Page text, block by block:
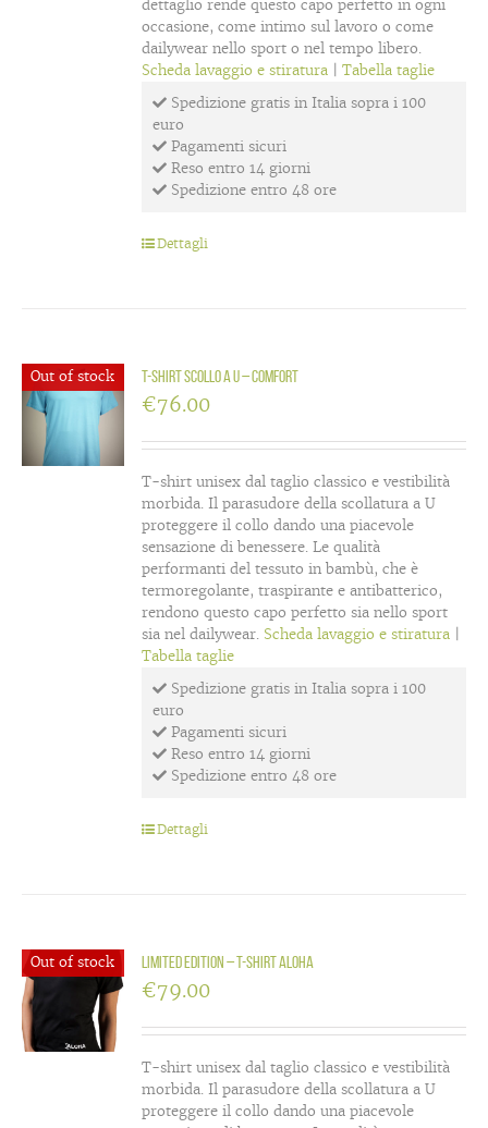
dettaglio rende questo capo perfetto in ogni
occasione, come intimo sul lavoro o come
dailywear nello sport o nel tempo libero.
Scheda lavaggio e stiratura |Tabella taglie
Spedizione gratis in Italia sopra i 100
euro
Pagamenti sicuri
Reso entro 14 giorni
Spedizione entro 48 ore
Dettagli
Out of stock T-shirt scollo a U – Comfort
€76.00
T-shirt unisex dal taglio classico e vestibilità
morbida. Il parasudore della scollatura a U
proteggere il collo dando una piacevole
sensazione di benessere. Le qualità
performanti del tessuto in bambù, che è
termoregolante, traspirante e antibatterico,
rendono questo capo perfetto sia nello sport
sia nel dailywear. Scheda lavaggio e stiratura
Tabella taglie
Spedizione gratis in Italia sopra i 100
euro
Pagamenti sicuri
Reso entro 14 giorni
Spedizione entro 48 ore
Dettagli
Out of stock LIMITED EDITION – T-shirt Aloha
€79.00
T-shirt unisex dal taglio classico e vestibilità
morbida. Il parasudore della scollatura a U
proteggere il collo dando una piacevole